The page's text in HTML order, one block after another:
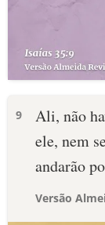
9
Ali, não
ele, nem
andarão
Versão